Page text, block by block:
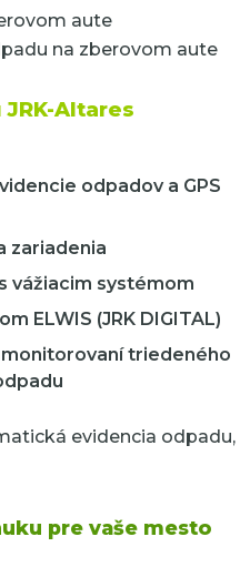
na zberovom aute
JRK-Altares
odpadov a GPS
zariadenia
vážiacim systémom
ELWIS (JRK DIGITAL)
triedeného
pre vaše mesto